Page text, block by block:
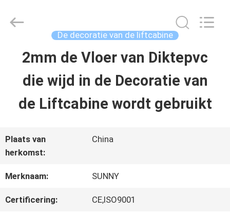
HUIS
PRODUCTEN
VIDEO'S
ONGEVEER
ONS
SUNNY
ELEVATOR
Reserved.
De decoratie van de liftcabine
2mm de Vloer van Diktepvc
die wijd in de Decoratie van
de Liftcabine wordt gebruikt
Plaats van
herkomst:
China
Merknaam: SUNNY
Certificering: CE,ISO9001